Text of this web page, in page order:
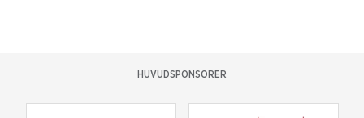
HUVUDSPONSORER